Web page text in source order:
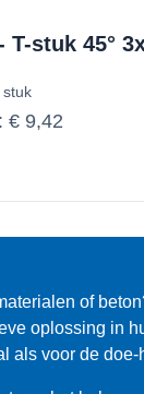
stuk
€ 9,42
of
oplossing in
als voor de doe-